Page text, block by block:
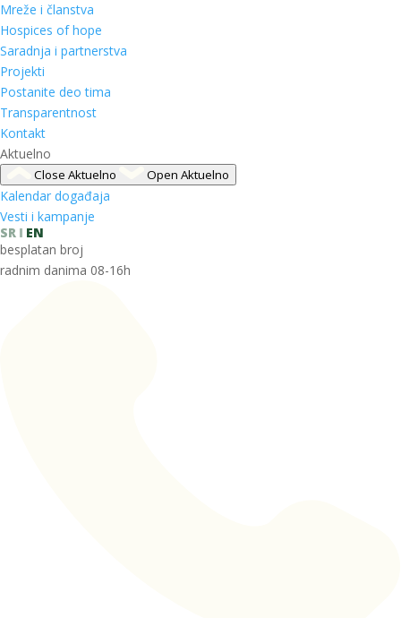
Mreže i članstva
Hospices of hope
Saradnja i partnerstva
Projekti
Postanite deo tima
Transparentnost
Kontakt
Aktuelno
Close Aktuelno Open Aktuelno
Kalendar događaja
Vesti i kampanje
SR
EN
besplatan broj
radnim danima 08-16h